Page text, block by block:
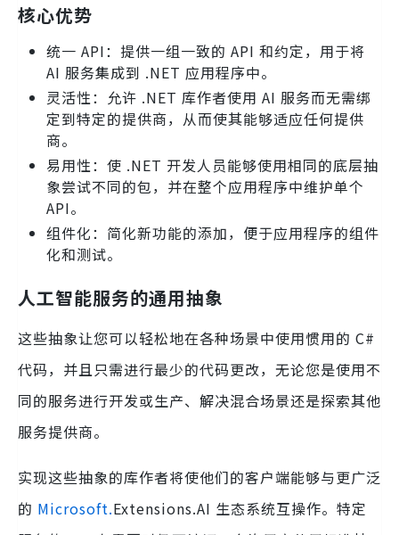
核心优势
统一 API：提供一组一致的 API 和约定，用于将
AI 服务集成到 .NET 应用程序中。
灵活性：允许 .NET 库作者使用 AI 服务而无需绑
定到特定的提供商，从而使其能够适应任何提供
商。
易用性：使 .NET 开发人员能够使用相同的底层抽
象尝试不同的包，并在整个应用程序中维护单个
API。
组件化：简化新功能的添加，便于应用程序的组件
化和测试。
人工智能服务的通用抽象
这些抽象让您可以轻松地在各种场景中使用惯用的 C#
代码，并且只需进行最少的代码更改，无论您是使用不
同的服务进行开发或生产、解决混合场景还是探索其他
服务提供商。
实现这些抽象的库作者将使他们的客户端能够与更广泛
的 Microsoft.Extensions.AI 生态系统互操作。特定